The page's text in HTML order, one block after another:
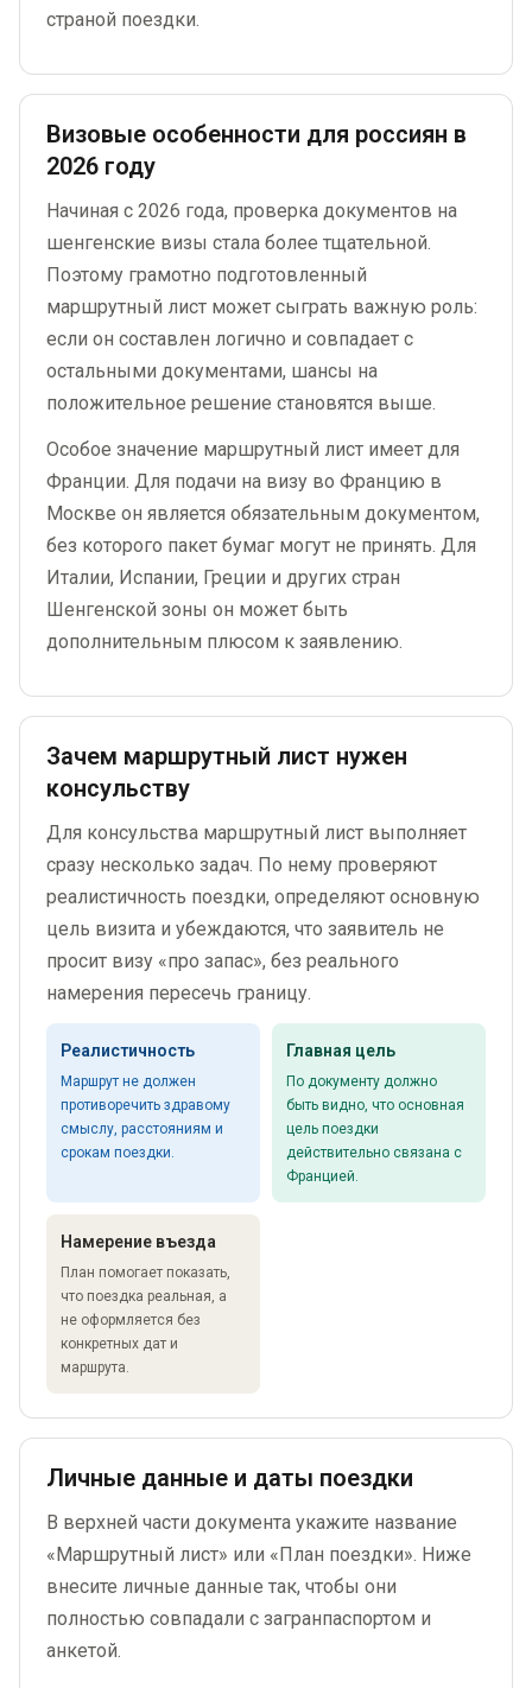
страной поездки.
Визовые особенности для россиян в
2026 году
Начиная с 2026 года, проверка документов на
шенгенские визы стала более тщательной.
Поэтому грамотно подготовленный
маршрутный лист может сыграть важную роль:
если он составлен логично и совпадает с
остальными документами, шансы на
положительное решение становятся выше.
Особое значение маршрутный лист имеет для
Франции. Для подачи на визу во Францию в
Москве он является обязательным документом,
без которого пакет бумаг могут не принять. Для
Италии, Испании, Греции и других стран
Шенгенской зоны он может быть
дополнительным плюсом к заявлению.
Зачем маршрутный лист нужен
консульству
Для консульства маршрутный лист выполняет
сразу несколько задач. По нему проверяют
реалистичность поездки, определяют основную
цель визита и убеждаются, что заявитель не
просит визу «про запас», без реального
намерения пересечь границу.
Реалистичность
Маршрут не должен
противоречить здравому
смыслу, расстояниям и
срокам поездки.
Главная цель
По документу должно
быть видно, что основная
цель поездки
действительно связана с
Францией.
Намерение въезда
План помогает показать,
что поездка реальная, а
не оформляется без
конкретных дат и
маршрута.
Личные данные и даты поездки
В верхней части документа укажите название
«Маршрутный лист» или «План поездки». Ниже
внесите личные данные так, чтобы они
полностью совпадали с загранпаспортом и
анкетой.